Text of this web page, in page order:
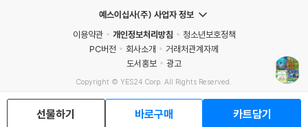
선물하기 바로구매 카트담기
예스이십사(주) 사업자 정보
이용약관
개인정보처리방침
청소년보호정책
PC버전
회사소개
거래처관계자께
도서홍보
광고
Copyright © YES24 Corp. All Rights Reserved.